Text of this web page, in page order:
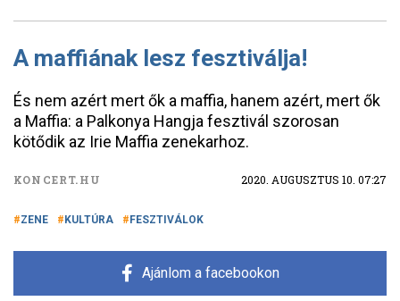
A maffiának lesz fesztiválja!
És nem azért mert ők a maffia, hanem azért, mert ők
a Maffia: a Palkonya Hangja fesztivál szorosan
kötődik az Irie Maffia zenekarhoz.
KONCERT.HU 2020. AUGUSZTUS 10. 07:27
ZENE KULTÚRA FESZTIVÁLOK
Ajánlom a facebookon